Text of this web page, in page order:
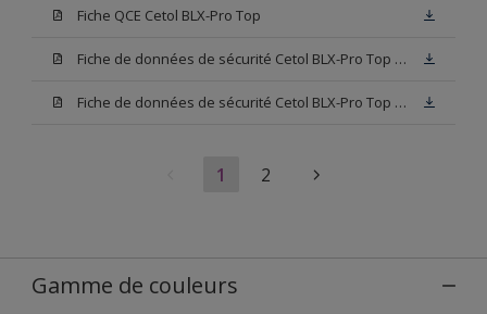
Fiche QCE Cetol BLX-Pro Top
Fiche de données de sécurité Cetol BLX-Pro Top 003
Fiche de données de sécurité Cetol BLX-Pro Top Base TU
1 2
Gamme de couleurs